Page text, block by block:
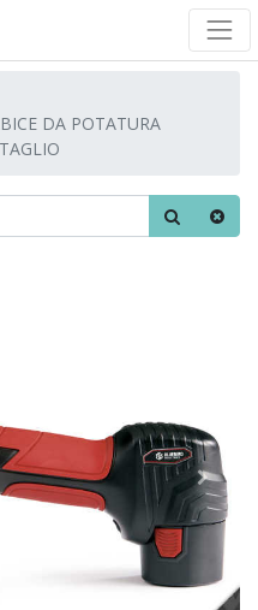
DA POTATURA